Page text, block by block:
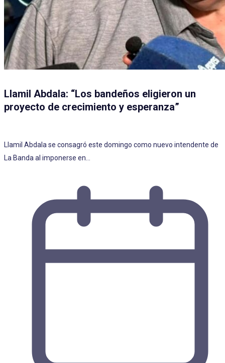
Llamil Abdala: “Los bandeños eligieron un
proyecto de crecimiento y esperanza”
Llamil Abdala se consagró este domingo como nuevo intendente de
La Banda al imponerse en…